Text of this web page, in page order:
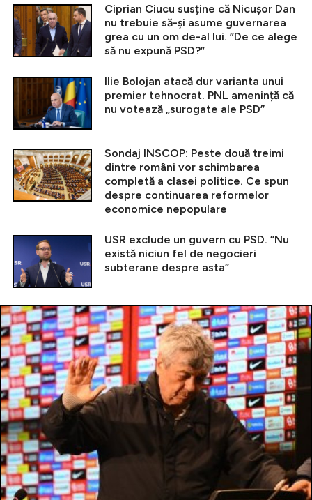
Ciprian Ciucu susține că Nicușor Dan
nu trebuie să-și asume guvernarea
grea cu un om de-al lui. ”De ce alege
să nu expună PSD?”
Ilie Bolojan atacă dur varianta unui
premier tehnocrat. PNL amenință că
nu votează „surogate ale PSD”
Sondaj INSCOP: Peste două treimi
dintre români vor schimbarea
completă a clasei politice. Ce spun
despre continuarea reformelor
economice nepopulare
USR exclude un guvern cu PSD. ”Nu
există niciun fel de negocieri
subterane despre asta”